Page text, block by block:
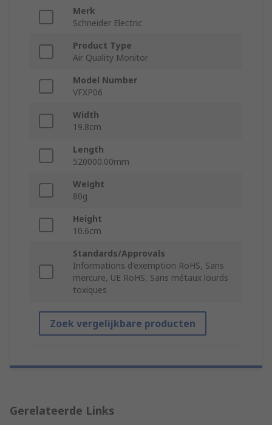
Merk
Schneider Electric
Product Type
Air Quality Monitor
Model Number
VFXP06
Width
19.8cm
Length
520000.00mm
Weight
80g
Height
10.6cm
Standards/Approvals
Informations d'exemption RoHS, Sans
mercure, UE RoHS, Sans métaux lourds
toxiques
Zoek vergelijkbare producten
Gerelateerde Links